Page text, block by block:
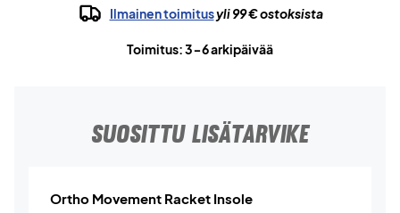
Ilmainen toimitusyli 99 € ostoksista
Toimitus: 3-6 arkipäivää
SUOSITTU LISÄTARVIKE
Ortho Movement Racket Insole